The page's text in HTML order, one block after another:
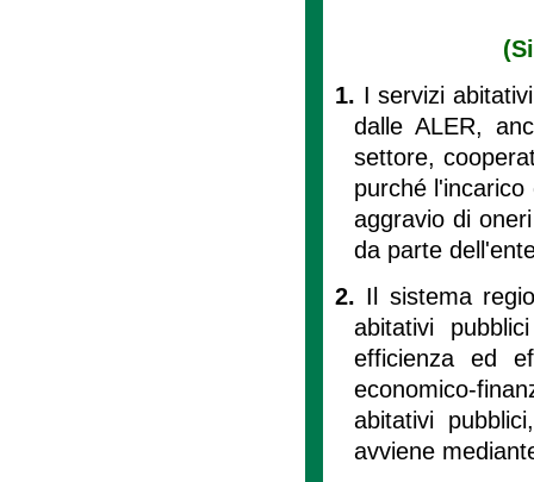
1. I servizi
dalle ALER,
settore,
purché
aggravio di
da parte
2. Il sistema
abitativi
efficienza ed
economico-
abitativi
avviene